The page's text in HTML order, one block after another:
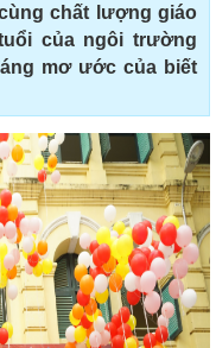
chất lượng giáo
của ngôi trường
mơ ước của biết